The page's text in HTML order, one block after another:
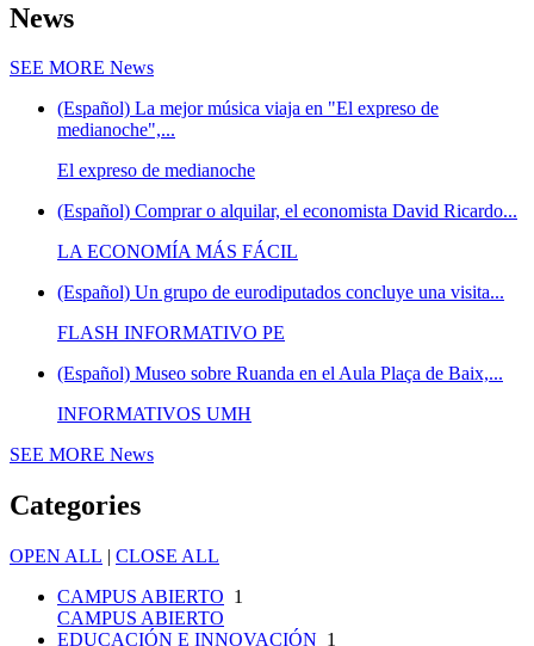
News
SEE MORE News
(Español) La mejor música viaja en "El expreso de
medianoche",...
El expreso de medianoche
(Español) Comprar o alquilar, el economista David Ricardo...
LA ECONOMÍA MÁS FÁCIL
(Español) Un grupo de eurodiputados concluye una visita...
FLASH INFORMATIVO PE
(Español) Museo sobre Ruanda en el Aula Plaça de Baix,...
INFORMATIVOS UMH
SEE MORE News
Categories
OPEN ALL | CLOSE ALL
CAMPUS ABIERTO 1
CAMPUS ABIERTO
EDUCACIÓN E INNOVACIÓN 1